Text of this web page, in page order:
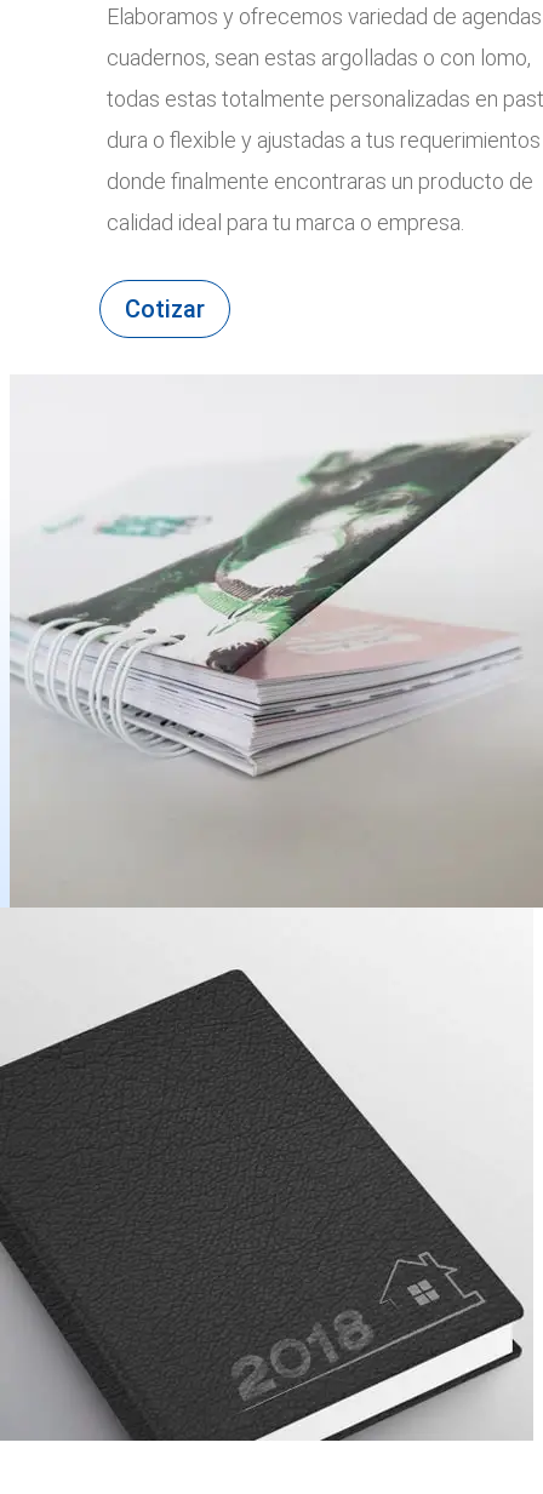
Elaboramos y ofrecemos variedad de
cuadernos, sean estas argolladas o con lomo,
todas estas totalmente personalizadas en
dura o flexible y ajustadas a tus requerimientos
donde finalmente encontraras un producto de
calidad ideal para tu marca o empresa.
Cotizar